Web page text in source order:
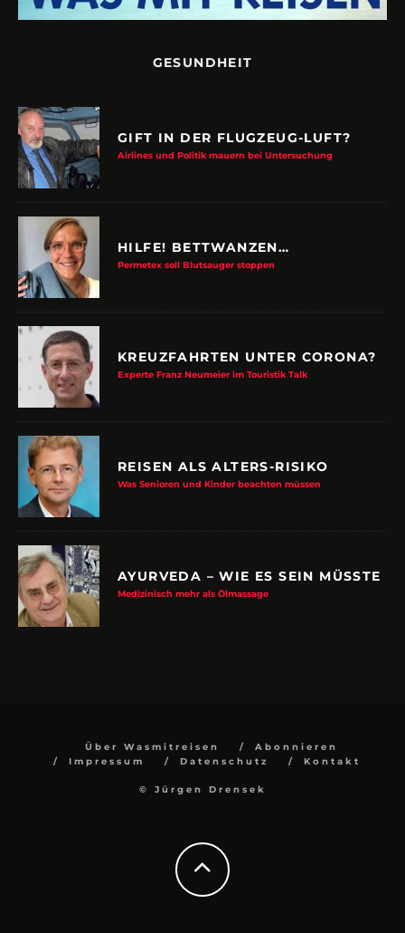
GESUNDHEIT
GIFT IN DER FLUGZEUG-LUFT?
Airlines und Politik mauern bei Untersuchung
HILFE! BETTWANZEN…
Permetex soll Blutsauger stoppen
KREUZFAHRTEN UNTER CORONA?
Experte Franz Neumeier im Touristik Talk
REISEN ALS ALTERS-RISIKO
Was Senioren und Kinder beachten müssen
AYURVEDA – WIE ES SEIN MÜSSTE
Medizinisch mehr als Ölmassage
Über Wasmitreisen
Abonnieren
Impressum
Datenschutz Kontakt
© Jürgen Drensek